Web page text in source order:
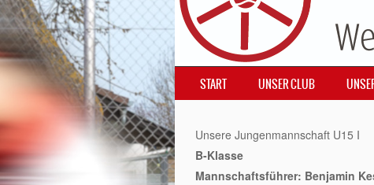
MENÜ
SKIP TO CONTENT
START UNSER CLUB
Unsere Jungenmannschaft U15 I
B-Klasse
Mannschaftsführer: Benjamin